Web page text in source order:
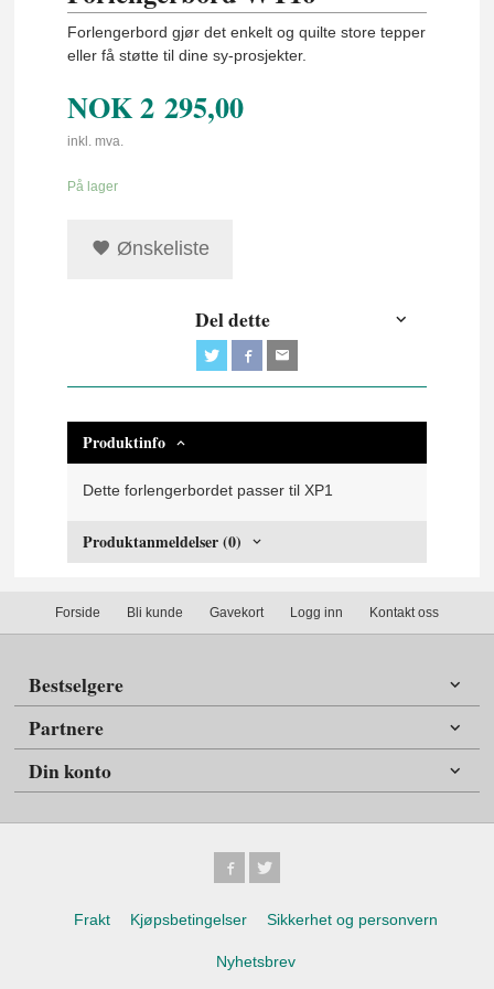
Forlengerbord gjør det enkelt og quilte store tepper
eller få støtte til dine sy-prosjekter.
NOK2 295,00
inkl. mva.
På lager
Ønskeliste
Del dette
Produktinfo
Dette forlengerbordet passer til XP1
Produktanmeldelser (0)
Forside Bli kunde Gavekort Logg inn Kontakt oss
Bestselgere
Partnere
Din konto
Frakt Kjøpsbetingelser Sikkerhet og personvern
Nyhetsbrev